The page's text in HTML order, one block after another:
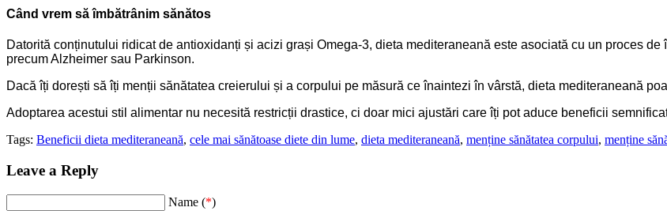
Când vrem să îmbătrânim sănătos
Datorită conținutului ridicat de antioxidanți și acizi grași Omega-3, dieta mediteraneană este asociată cu un proces
precum Alzheimer sau Parkinson.
Dacă îți dorești să îți menții sănătatea creierului și a corpului pe măsură ce înaintezi în vârstă, dieta mediteraneană
Adoptarea acestui stil alimentar nu necesită restricții drastice, ci doar mici ajustări care îți pot aduce beneficii
Tags: Beneficii dieta mediteraneană, cele mai sănătoase diete din lume, dieta mediteraneană, menține sănătatea corpului, menține
Leave a Reply
Name (*)